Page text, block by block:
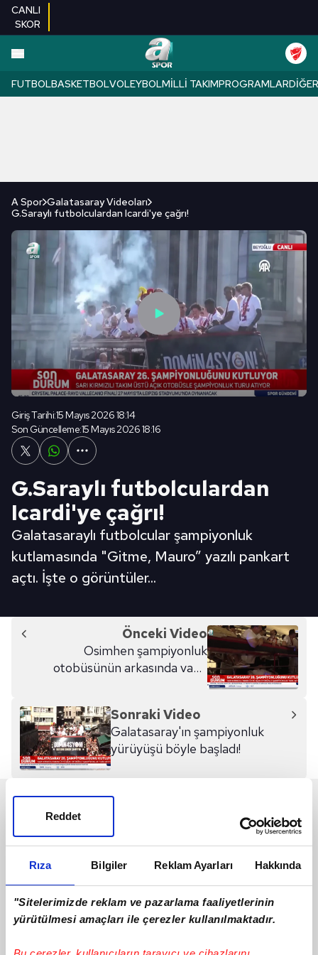
Rıza Bilgiler Reklam Ayarları Hakkında
"Sitelerimizde reklam ve pazarlama faaliyetlerinin
yürütülmesi amaçları ile çerezler kullanılmaktadır.
Reddet
CANLI
SKOR
FUTBOLBASKETBOLVOLEYBOLMILLI TAKIMPROGRAMLARDIĞER
A Spor Galatasaray Videoları
G.Saraylı futbolculardan Icardi'ye çağrı!
Giriş Tarihi:15 Mayıs 2026 18:14
Son Güncelleme:15 Mayıs 2026 18:16
G.Saraylı futbolculardan
Icardi'ye çağrı!
Galatasaraylı futbolcular şampiyonluk
kutlamasında "Gitme, Mauro” yazılı pankart
açtı. İşte o görüntüler...
Önceki Video
Osimhen şampiyonluk
otobüsünün arkasında vakit
Sonraki Video
Galatasaray'ın şampiyonluk
yürüyüşü böyle başladı!